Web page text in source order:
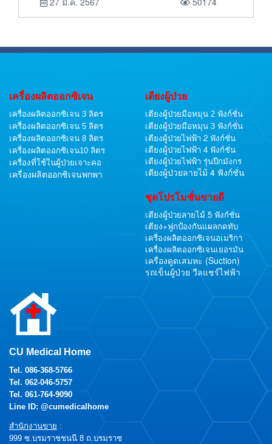
เครื่องผลิตออกซิเจน
เครื่องผลิตออกซิเจน 3 ลิตร
เครื่องผลิตออกซิเจน 5 ลิตร
เครื่องผลิตออกซิเจน 8 ลิตร
เครื่องผลิตออกซิเจน10 ลิตร
เครื่องที่ใช้ในผู้ป่วยเจาะคอ
เครื่องผลิตออกซิเจนพกพา
เตียงผู้ป่วย
เตียงผู้ป่วยมือหมุน 2 ฟังก์ชั่น
เตียงผู้ป่วยมือหมุน 3 ฟังก์ชั่น
เตียงผู้ป่วยไฟฟ้า 2 ฟังก์ชั่น
เตียงผู้ป่วยไฟฟ้า 4 ฟังก์ชั่น
เตียงผู้ป่วยไฟฟ้า รุ่นปีกมังกร
เตียงผู้ป่วยลายไม้ 4 ฟังก์ชั่น
ชุดโปรโมชั่นขายดี
เตียงผู้ป่วยลายไม้ 5 ฟังก์ชั่น
เตียง+ฟูกป้องกันแผลกดทับ
เครื่องผลิตออกซิเจนอเมริกา
เครื่องผลิตออกซิเจนเยอรมัน
เครื่องดูดเสมหะ (Suction)
รถเข็นผู้ป่วย วีลแชร์ไฟฟ้า
CU Medical Home
Tel. 086-368-5766
Tel. 062-046-5757
Tel. 061-764-9090
Line ID: @cumedicalhome
สำนักงานขาย :
999 ซ.บรมราชชนนี 8 ถ.บรมราช